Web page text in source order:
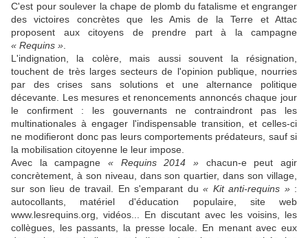
C'est pour soulever la chape de plomb du fatalisme et engranger
des victoires concrètes que les Amis de la Terre et Attac
proposent aux citoyens de prendre part à la campagne
« Requins »
L'indignation, la colère, mais aussi souvent la résignation,
touchent de très larges secteurs de l'opinion publique, nourries
par des crises sans solutions et une alternance politique
décevante. Les mesures et renoncements annoncés chaque jour
le confirment : les gouvernants ne contraindront pas les
multinationales à engager l'indispensable transition, et celles-ci
ne modifieront donc pas leurs comportements prédateurs, sauf si
la mobilisation citoyenne le leur impose.
Avec la campagne « Requins 2014 » chacun-e peut agir
concrètement, à son niveau, dans son quartier, dans son village,
sur son lieu de travail. En s'emparant du « Kit anti-requins »:
autocollants, matériel d'éducation populaire, site web
www.lesrequins.org, vidéos... En discutant avec les voisins, les
collègues, les passants, la presse locale. En menant avec eux